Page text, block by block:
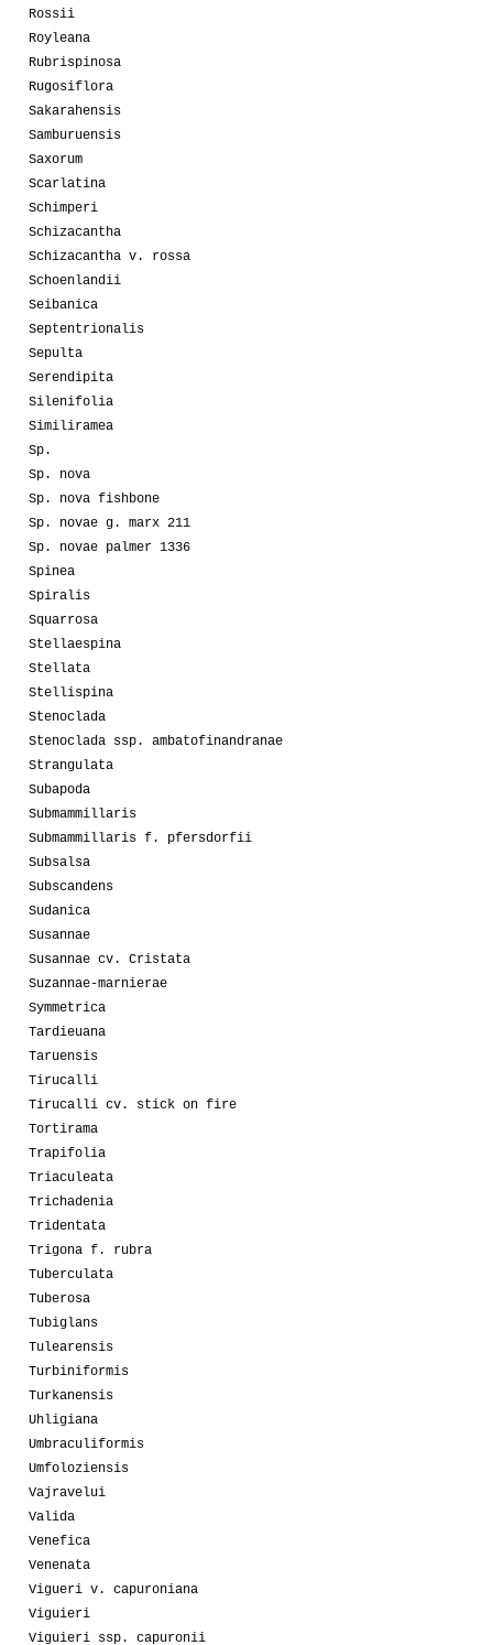
Rossii
Royleana
Rubrispinosa
Rugosiflora
Sakarahensis
Samburuensis
Saxorum
Scarlatina
Schimperi
Schizacantha
Schizacantha v. rossa
Schoenlandii
Seibanica
Septentrionalis
Sepulta
Serendipita
Silenifolia
Similiramea
Sp.
Sp. nova
Sp. nova fishbone
Sp. novae g. marx 211
Sp. novae palmer 1336
Spinea
Spiralis
Squarrosa
Stellaespina
Stellata
Stellispina
Stenoclada
Stenoclada ssp. ambatofinandranae
Strangulata
Subapoda
Submammillaris
Submammillaris f. pfersdorfii
Subsalsa
Subscandens
Sudanica
Susannae
Susannae cv. Cristata
Suzannae-marnierae
Symmetrica
Tardieuana
Taruensis
Tirucalli
Tirucalli cv. stick on fire
Tortirama
Trapifolia
Triaculeata
Trichadenia
Tridentata
Trigona f. rubra
Tuberculata
Tuberosa
Tubiglans
Tulearensis
Turbiniformis
Turkanensis
Uhligiana
Umbraculiformis
Umfoloziensis
Vajravelui
Valida
Venefica
Venenata
Vigueri v. capuroniana
Viguieri
Viguieri ssp. capuronii